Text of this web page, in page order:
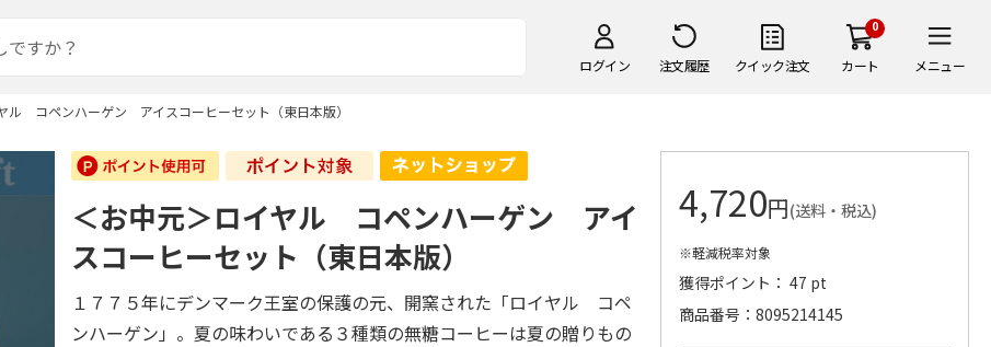
ログイン 注文履歴 クイック注文
0
カート メニュー
ル コペンハーゲン アイスコーヒーセット（東日本版）
＜お中元＞ロイヤル コペンハーゲン アイ
スコーヒーセット（東日本版）
１７７５年にデンマーク王室の保護の元、開窯された「ロイヤル コペ
ンハーゲン」。夏の味わいである３種類の無糖コーヒーは夏の贈りもの
4,720円(送料・税込)
※軽減税率対象
獲得ポイント： 47 pt
商品番号
8095214145